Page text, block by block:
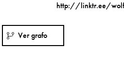
http://linktr.ee/
Ver grafo